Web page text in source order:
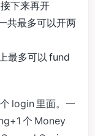
下来再开
共最多可以开两
最多可以 fund
login 里面。一
个 Money